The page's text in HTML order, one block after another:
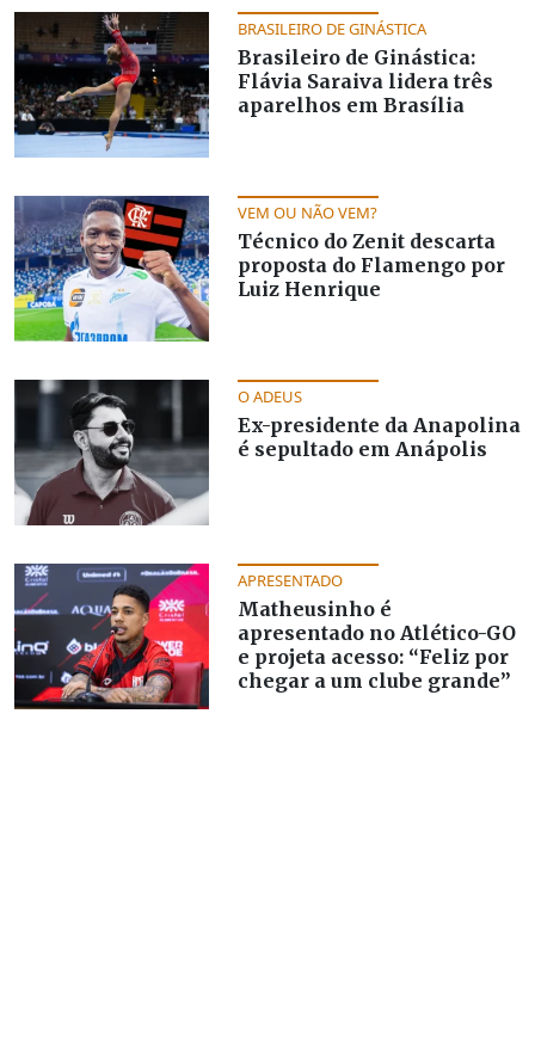
BRASILEIRO DE GINÁSTICA
Brasileiro de Ginástica:
Flávia Saraiva lidera três
aparelhos em Brasília
VEM OU NÃO VEM?
Técnico do Zenit descarta
proposta do Flamengo por
Luiz Henrique
O ADEUS
Ex-presidente da Anapolina
é sepultado em Anápolis
APRESENTADO
Matheusinho é
apresentado no Atlético-GO
e projeta acesso: “Feliz por
chegar a um clube grande”